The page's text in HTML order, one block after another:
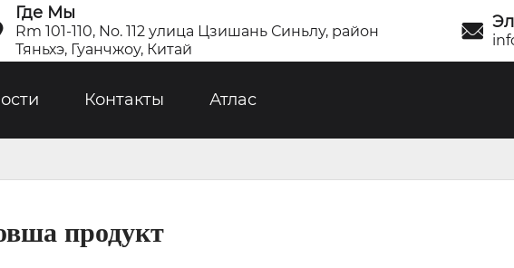
Где Мы
Rm 101-110, No. 112 улица Цзишань Синьлу, район
Тяньхэ, Гуанчжоу, Китай

Контакты Атлас
продукт